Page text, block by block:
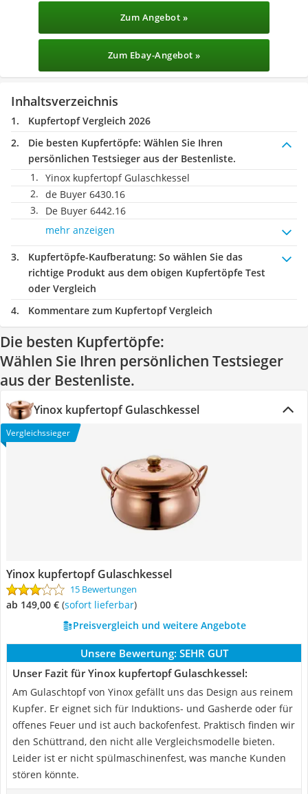
Zum Angebot »
Zum Ebay-Angebot »
Inhaltsverzeichnis
Kupfertopf Vergleich 2026
Die besten Kupfertöpfe: Wählen Sie Ihren
persönlichen Testsieger aus der Bestenliste.
Yinox kupfertopf Gulaschkessel
de Buyer 6430.16
De Buyer ‎6442.16
mehr anzeigen
Kupfertöpfe-Kaufberatung: So wählen Sie das
richtige Produkt aus dem obigen Kupfertöpfe Test
oder Vergleich
Kommentare zum Kupfertopf Vergleich
Die besten Kupfertöpfe:
Wählen Sie Ihren persönlichen Testsieger
aus der Bestenliste.
Yinox kupfertopf Gulaschkessel
Vergleichssieger
Yinox kupfertopf Gulaschkessel
15 Bewertungen
ab 149,00 € ( Sofort lieferbar)
Preisvergleich und weitere Angebote
Unsere Bewertung: SEHR GUT
Unser Fazit für Yinox kupfertopf Gulaschkessel:
Am Gulaschtopf von Yinox gefällt uns das Design aus reinem
Kupfer. Er eignet sich für Induktions- und Gasherde oder für
offenes Feuer und ist auch backofenfest. Praktisch finden wir
den Schüttrand, den nicht alle Vergleichsmodelle bieten.
Leider ist er nicht spülmaschinenfest, was manche Kunden
stören könnte.